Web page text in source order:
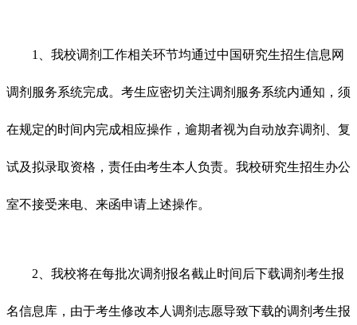
1、我校调剂工作相关环节均通过中国研究生招生信息网
调剂服务系统完成。考生应密切关注调剂服务系统内通知，须
在规定的时间内完成相应操作，逾期者视为自动放弃调剂、复
试及拟录取资格，责任由考生本人负责。我校研究生招生办公
室不接受来电、来函申请上述操作。
2、我校将在每批次调剂报名截止时间后下载调剂考生报
名信息库，由于考生修改本人调剂志愿导致下载的调剂考生报